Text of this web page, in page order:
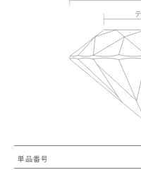
単品番号